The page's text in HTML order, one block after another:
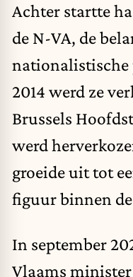
Achter startte
de N-VA, de
nationalistische
2014 werd ze
Brussels
werd
groeide uit tot
figuur binnen
In september
Vlaams minister